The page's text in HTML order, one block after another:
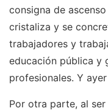
consigna de
cristaliza y se
trabajadores y
educación pública y
profesionales. Y
Por otra parte, al